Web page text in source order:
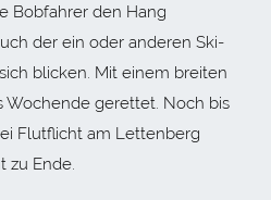
Bobfahrer den Hang
der ein oder anderen Ski-
blicken. Mit einem breiten
Wochende gerettet. Noch bis
Flutflicht am Lettenberg
zu Ende.